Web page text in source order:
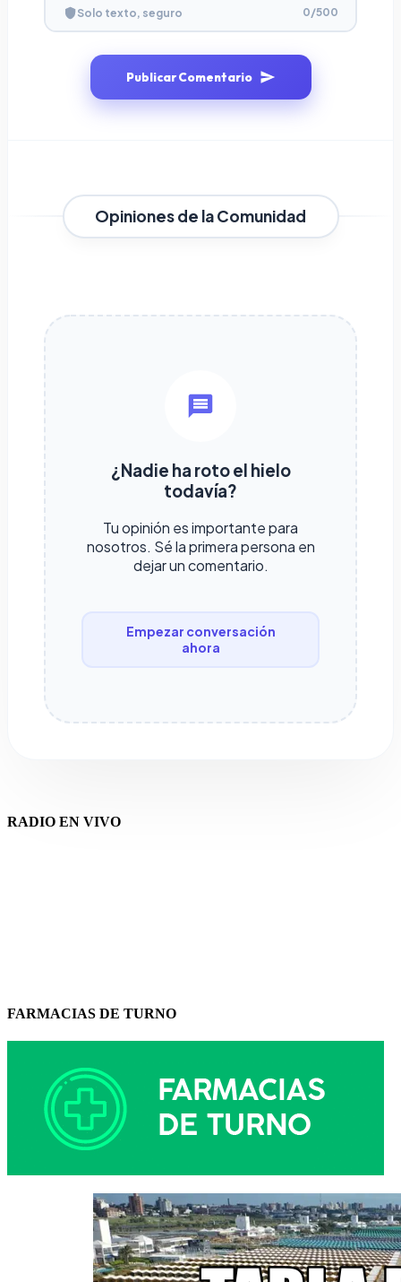
Solo texto, seguro 0/500
Publicar Comentario
Opiniones de la Comunidad
¿Nadie ha roto el hielo
todavía?
Tu opinión es importante para
nosotros. Sé la primera persona en
dejar un comentario.
Empezar conversación
ahora
RADIO EN VIVO
FARMACIAS DE TURNO